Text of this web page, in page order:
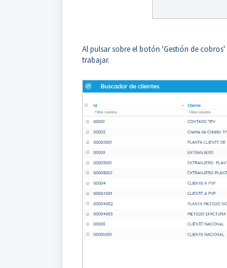
Al pulsar sobre el botón 'Gestión de
trabajar.